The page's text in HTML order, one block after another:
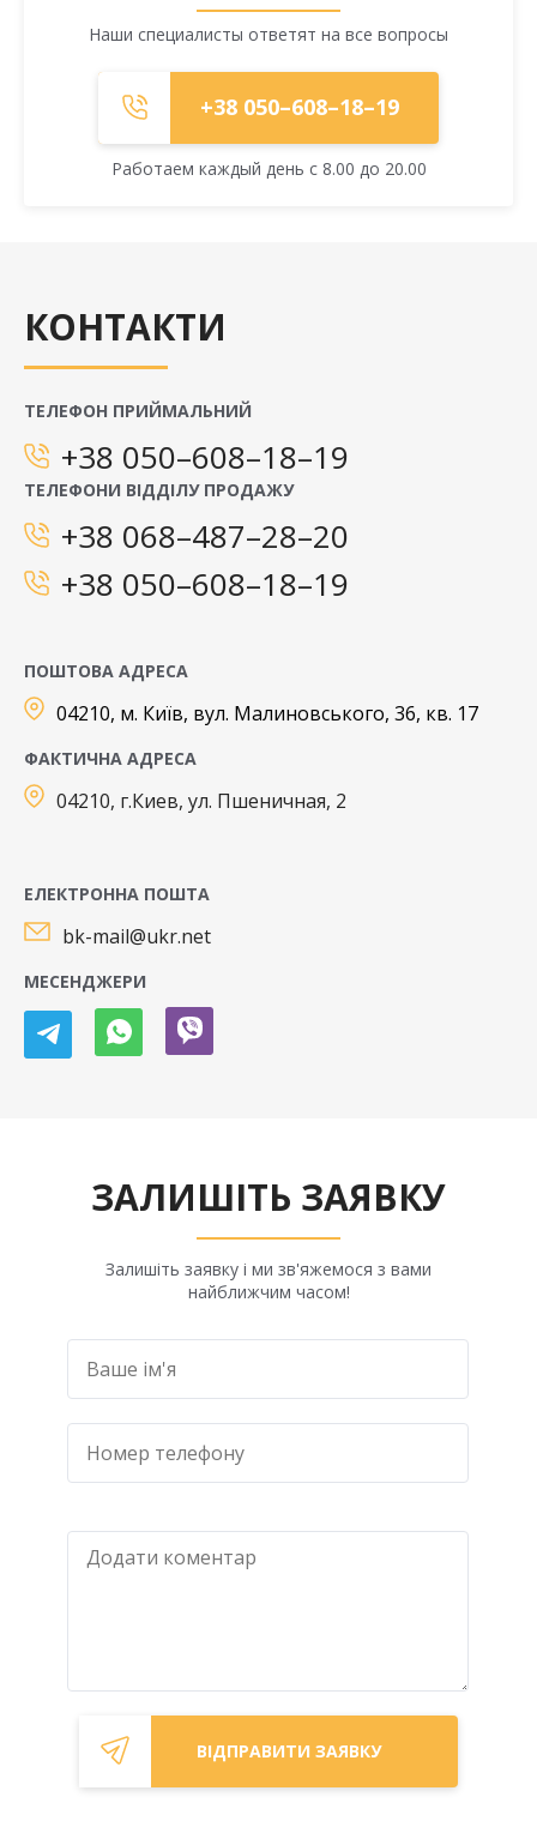
Наши специалисты ответят на все вопросы
+38 050–608–18–19
Работаем каждый день с 8.00 до 20.00
КОНТАКТИ
ТЕЛЕФОН ПРИЙМАЛЬНИЙ
+38 050–608–18–19
ТЕЛЕФОНИ ВІДДІЛУ ПРОДАЖУ
+38 068–487–28–20
+38 050–608–18–19
ПОШТОВА АДРЕСА
04210, м. Київ, вул. Малиновського, 36, кв. 17
ФАКТИЧНА АДРЕСА
04210, г.Киев, ул. Пшеничная, 2
ЕЛЕКТРОННА ПОШТА
bk-mail@ukr.net
МЕСЕНДЖЕРИ
ЗАЛИШІТЬ ЗАЯВКУ
Залишіть заявку і ми зв'яжемося з вами
найближчим часом!